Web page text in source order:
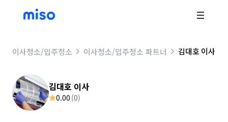
이사청소/입주청소 이사청소/입주청소 파트너 김대호 이사
김대호 이사
0.00 (0)